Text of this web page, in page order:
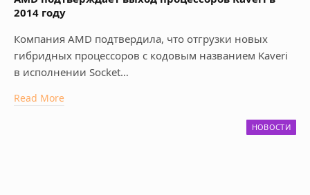
2014 году
Компания AMD подтвердила, что отгрузки новых
гибридных процессоров с кодовым названием Kaveri
в исполнении Socket…
Read More
НОВОСТИ